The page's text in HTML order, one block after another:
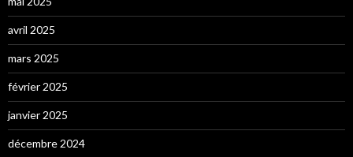
avril 2025
mars 2025
février 2025
janvier 2025
décembre 2024